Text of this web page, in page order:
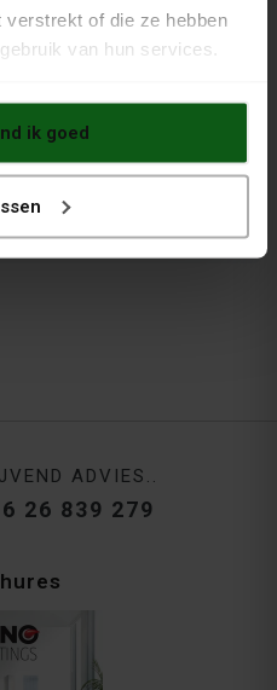
verstrekt of die ze hebben
van hun services.
ik goed
ADVIES..
26 839 279